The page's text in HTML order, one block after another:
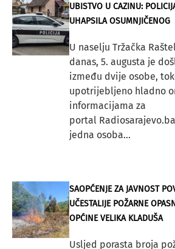
UBISTVO U CAZINU:
UHAPSILA OSUMNJIČENOG
U naselju Tržačka
danas, 5. augusta je
između dvije osobe,
upotrijebljeno hladno
informacijama za
portal Radiosarajevo.ba
jedna osoba...
SAOPĆENJE ZA JAVNOST
UČESTALIJE POŽARNE
OPĆINE VELIKA KLADUŠA
Usljed porasta broja